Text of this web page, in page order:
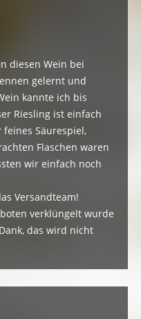
diesen Wein bei
gelernt und
kannte ich bis
Riesling ist einfach
feines Säurespiel,
Flaschen waren
wir einfach noch
Versandteam!
verklüngelt wurde
das wird nicht